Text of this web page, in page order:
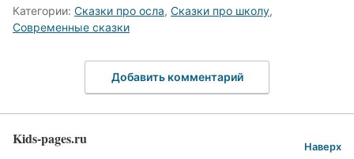
Категории: Сказки про осла, Сказки про школу,
Современные сказки
Добавить комментарий
Kids-pages.ru Наверх